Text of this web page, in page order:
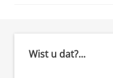
Wist u dat?...